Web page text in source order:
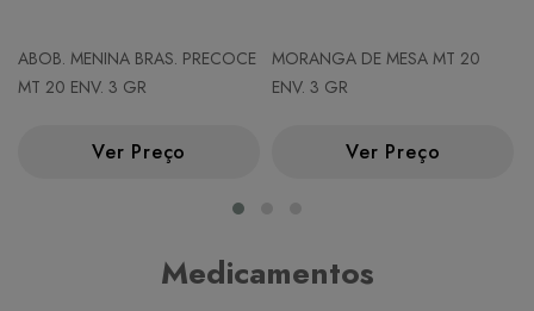
ABOB. MENINA BRAS. PRECOCE
MT 20 ENV. 3 GR
Ver Preço
MORANGA DE MESA MT 20
ENV. 3 GR
Ver Preço
Medicamentos